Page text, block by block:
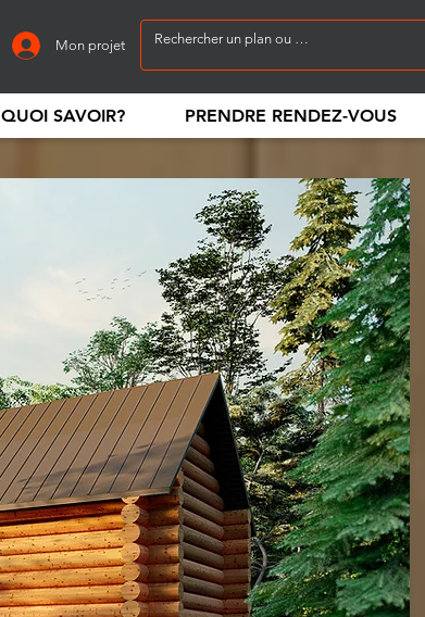
Mon projet
QUOI SAVOIR? PRENDRE RENDEZ-VOUS